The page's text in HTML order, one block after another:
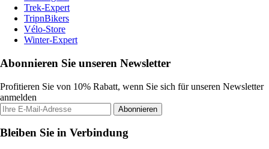
Trek-Expert
TripnBikers
Vélo-Store
Winter-Expert
Abonnieren Sie unseren Newsletter
Profitieren Sie von 10% Rabatt, wenn Sie sich für unseren Newsletter
anmelden
Abonnieren
Bleiben Sie in Verbindung